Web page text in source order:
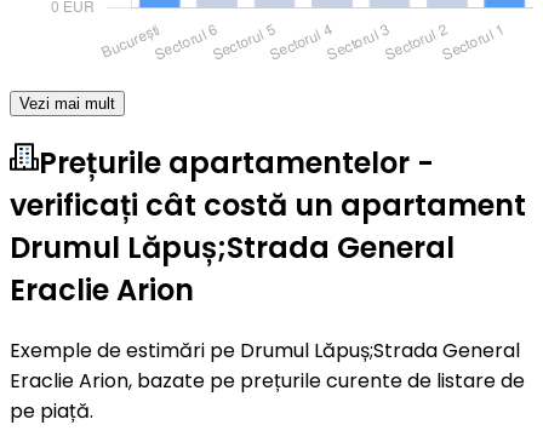
Vezi mai mult
Prețurile apartamentelor -
verificați cât costă un apartament
Drumul Lăpuș;Strada General
Eraclie Arion
Exemple de estimări pe Drumul Lăpuș;Strada General
Eraclie Arion, bazate pe prețurile curente de listare de
pe piață.